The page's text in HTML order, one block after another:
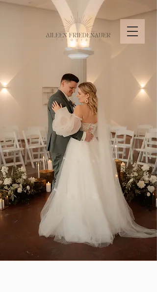
ZARTE FARBEN und ECHTE
VERBINDUNGEN
für die Ewigkeit festgehalten